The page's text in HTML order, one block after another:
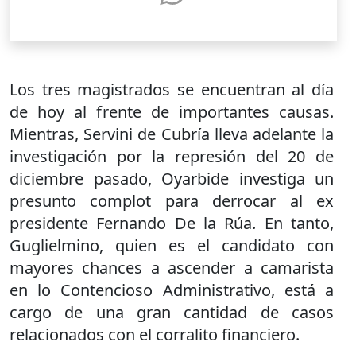
Los tres magistrados se encuentran al día
de hoy al frente de importantes causas.
Mientras, Servini de Cubría lleva adelante la
investigación por la represión del 20 de
diciembre pasado, Oyarbide investiga un
presunto complot para derrocar al ex
presidente Fernando De la Rúa. En tanto,
Guglielmino, quien es el candidato con
mayores chances a ascender a camarista
en lo Contencioso Administrativo, está a
cargo de una gran cantidad de casos
relacionados con el corralito financiero.